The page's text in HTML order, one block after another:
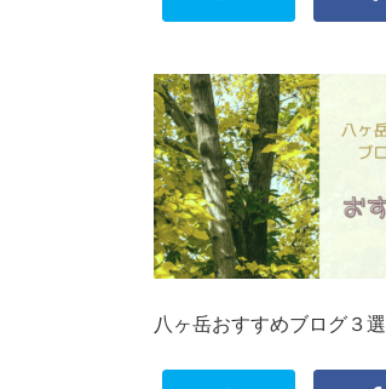
八ヶ岳おすすめブログ３選